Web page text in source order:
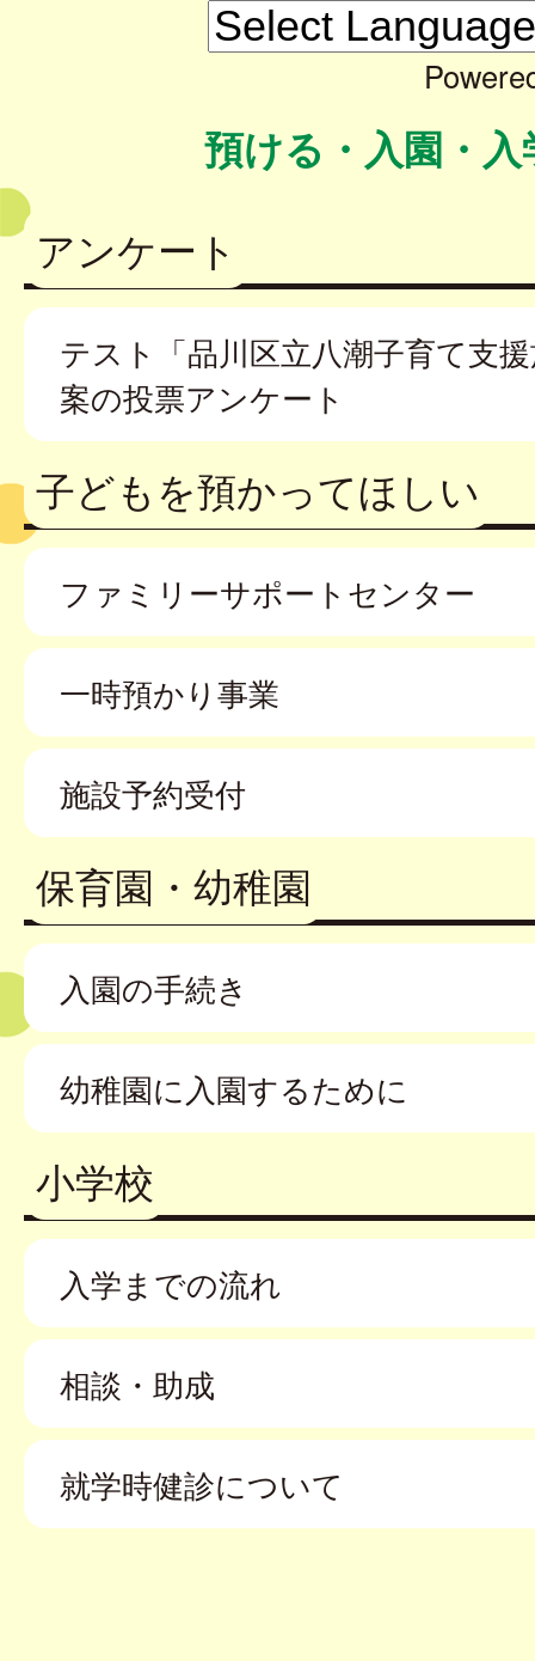
預ける・入園・入
アンケート
テスト「品川区立八潮子育て支
案の投票アンケート
子どもを預かってほしい
ファミリーサポートセンター
一時預かり事業
施設予約受付
保育園・幼稚園
入園の手続き
幼稚園に入園するために
小学校
入学までの流れ
相談・助成
就学時健診について